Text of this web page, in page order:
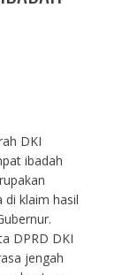
DKI
ibadah
klaim hasil
DPRD DKI
jengah